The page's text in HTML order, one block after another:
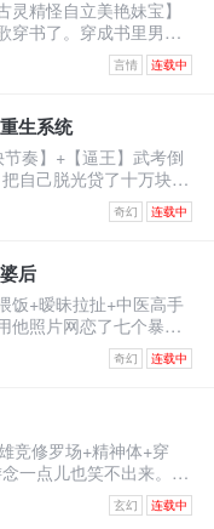
灵精怪自立美艳妹宝】
穿书了。穿成书里男主
女配。男主季司夜是顶
失忆，被江父救下。江
未婚妻，也就是书中真
入骨髓的本能却让他喊
当即崩溃冲上天台，要自
言情 连载中
生系统
节奏】+【逼王】武考倒
自己脱光贷了十万块激
。沈易：？？？下一
！宿主已死亡！】【恭
三年？！”为了考上武
！摔成烂泥，属性暴
夜半，杀手悄悄潜入房
奇幻 连载中
后
饭+暧昧拉扯+中医高手
他照片网恋了七个暴脾
右手，断了中医生涯。
，救死扶伤，不违师
的富婆们不乐意了。纷
什么说温大夫不行！他
们嗤之以鼻。后开整个
奇幻 连载中
竞修罗场+精神体+穿
一点儿也笑不出来。因
们都是疯批，而她是女
舍的小炮灰。她只想保
玄幻 连载中